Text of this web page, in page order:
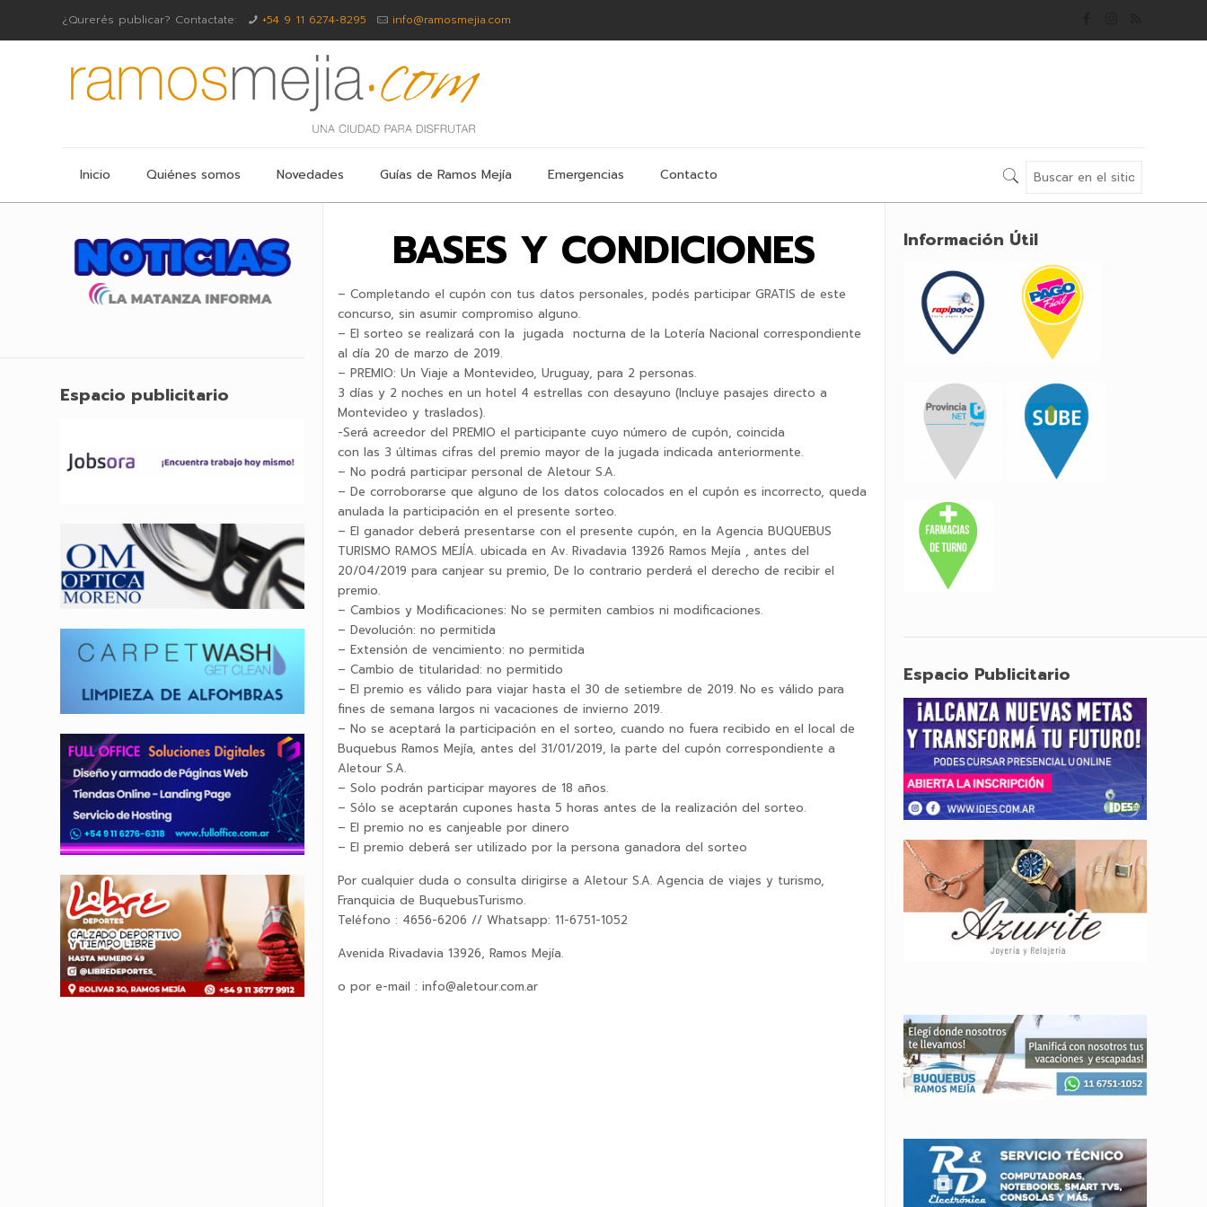
¿Qurerés publicar? Contactate: +54 9 11 6274-8295 info@ramosmejia.com
Inicio Quiénes somos Novedades Guías de Ramos Mejía Emergencias Contacto
BASES Y CONDICIONES
– Completando el cupón con tus datos personales, podés participar GRATIS de este
concurso, sin asumir compromiso alguno.
– El sorteo se realizará con la jugada nocturna de la Lotería Nacional correspondiente
al día 20 de marzo de 2019.
– PREMIO: Un Viaje a Montevideo, Uruguay, para 2 personas.
3 días y 2 noches en un hotel 4 estrellas con desayuno (Incluye pasajes directo a
Montevideo y traslados).
-Será acreedor del PREMIO el participante cuyo número de cupón, coincida
con las 3 últimas cifras del premio mayor de la jugada indicada anteriormente.
– No podrá participar personal de Aletour S.A.
– De corroborarse que alguno de los datos colocados en el cupón es incorrecto, queda
anulada la participación en el presente sorteo.
– El ganador deberá presentarse con el presente cupón, en la Agencia BUQUEBUS
TURISMO RAMOS MEJÍA. ubicada en Av. Rivadavia 13926 Ramos Mejía , antes del
20/04/2019 para canjear su premio, De lo contrario perderá el derecho de recibir el
premio.
– Cambios y Modificaciones: No se permiten cambios ni modificaciones.
– Devolución: no permitida
– Extensión de vencimiento: no permitida
– Cambio de titularidad: no permitido
– El premio es válido para viajar hasta el 30 de setiembre de 2019. No es válido para
fines de semana largos ni vacaciones de invierno 2019.
– No se aceptará la participación en el sorteo, cuando no fuera recibido en el local de
Buquebus Ramos Mejía, antes del 31/01/2019, la parte del cupón correspondiente a
Aletour S.A.
– Solo podrán participar mayores de 18 años.
– Sólo se aceptarán cupones hasta 5 horas antes de la realización del sorteo.
– El premio no es canjeable por dinero
– El premio deberá ser utilizado por la persona ganadora del sorteo
Por cualquier duda o consulta dirigirse a Aletour S.A. Agencia de viajes y turismo,
Franquicia de BuquebusTurismo.
Teléfono : 4656-6206 // Whatsapp: 11-6751-1052
Avenida Rivadavia 13926, Ramos Mejía.
o por e-mail : info@aletour.com.ar
Espacio publicitario
Información Útil
Espacio Publicitario